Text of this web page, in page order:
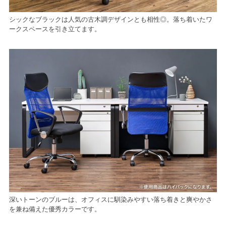
シックなブラックは人気の古木調デザインとも相性◎。落ち着いたワ
ークスペースを引き立てます。
深いトーンのブルーは、オフィスに馴染みやすい落ち着きと爽やかさ
を兼ね備えた優秀カラーです。